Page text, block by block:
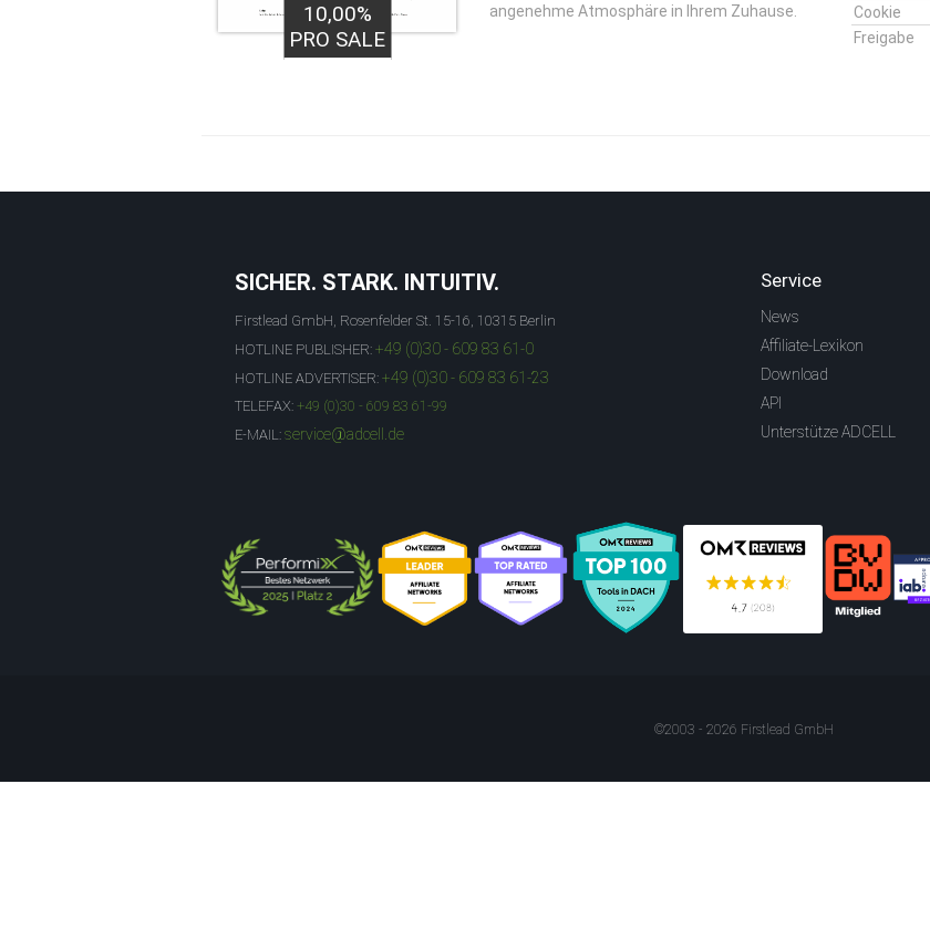
10,00%
PRO SALE
angenehme Atmosphäre in Ihrem Zuhause.
Cookie
Freigabe
SICHER. STARK. INTUITIV.
Firstlead GmbH, Rosenfelder St. 15-16, 10315 Berlin
HOTLINE PUBLISHER: +49 (0)30 - 609 83 61-0
HOTLINE ADVERTISER: +49 (0)30 - 609 83 61-23
TELEFAX: +49 (0)30 - 609 83 61-99
E-MAIL: service@adcell.de
Service
News
Affiliate-Lexikon
Download
API
Unterstütze ADCELL
©2003 - 2026 Firstlead GmbH